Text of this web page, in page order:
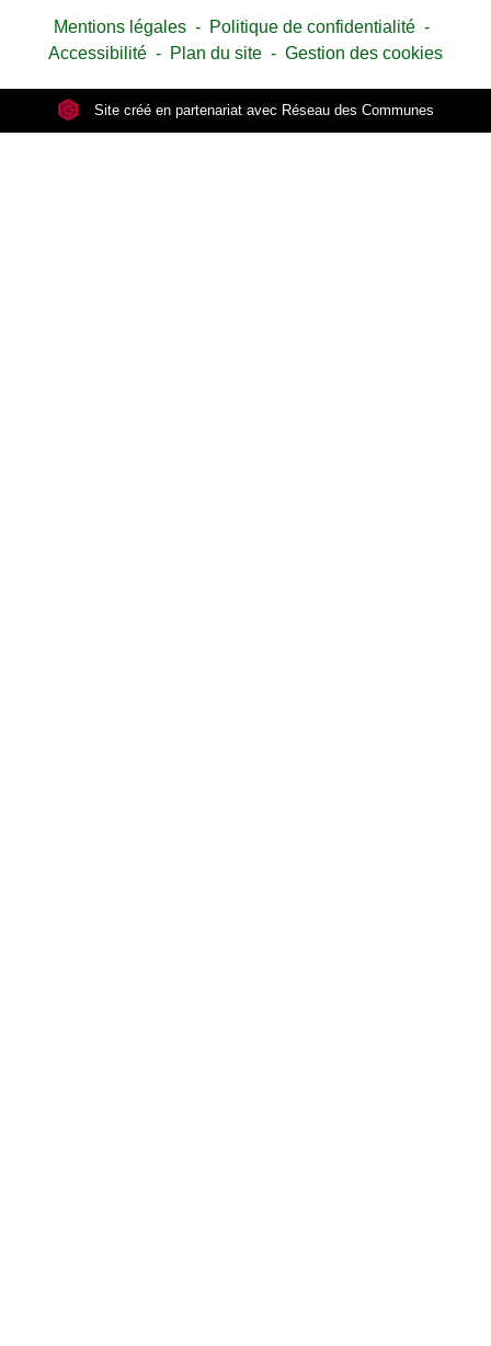
Mentions légales - Politique de confidentialité -
Accessibilité - Plan du site - Gestion des cookies
Site créé en partenariat avec Réseau des Communes